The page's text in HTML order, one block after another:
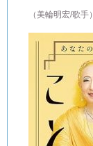
（美輪明宏/歌手）